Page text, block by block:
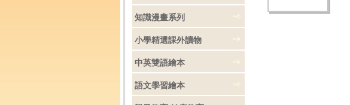
知識漫畫系列
小學精選課外讀物
中英雙語繪本
語文學習繪本